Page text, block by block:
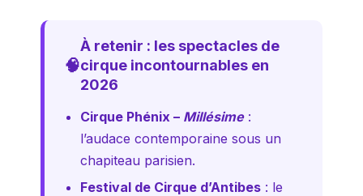
🧠
À retenir : les spectacles de
cirque incontournables en
2026
Cirque Phénix – Millésime:
l’audace contemporaine sous un
chapiteau parisien.
Festival de Cirque d’Antibes : le